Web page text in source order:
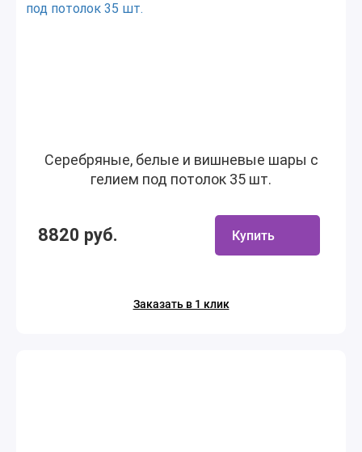
Серебряные, белые и вишневые шары с
гелием под потолок 35 шт.
8820 руб. Купить
Заказать в 1 клик